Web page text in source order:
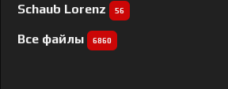
Schaub Lorenz 56
Все файлы 6860